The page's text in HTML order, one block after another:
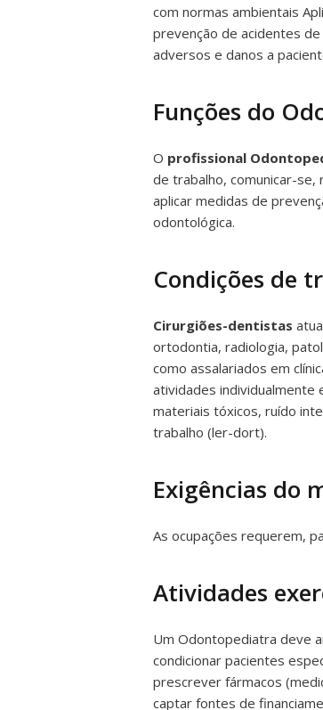
com normas ambientais
prevenção de acidentes
adversos e danos a
Funções do
O profissional
de trabalho, comunicar-
aplicar medidas de
odontológica.
Condições de
Cirurgiões-dentistas
ortodontia, radiologia,
como assalariados em
atividades
materiais tóxicos, ruído
trabalho (ler-dort).
Exigências do
As ocupações requerem,
Atividades
Um Odontopediatra deve
condicionar pacientes
prescrever fármacos
captar fontes de